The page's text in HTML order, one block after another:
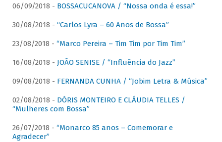
06/09/2018 - BOSSACUCANOVA / “Nossa onda é essa!”
30/08/2018 - “Carlos Lyra – 60 Anos de Bossa”
23/08/2018 - “Marco Pereira – Tim Tim por Tim Tim”
16/08/2018 - JOÃO SENISE / “Influência do Jazz”
09/08/2018 - FERNANDA CUNHA / “Jobim Letra & Música”
02/08/2018 - DÓRIS MONTEIRO E CLÁUDIA TELLES /
“Mulheres com Bossa”
26/07/2018 - “Monarco 85 anos – Comemorar e
Agradecer”